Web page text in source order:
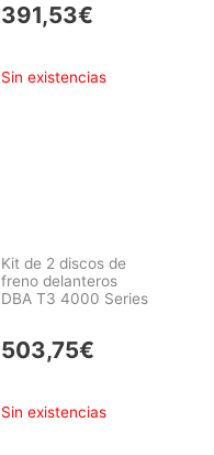
391,53€
Sin existencias
Kit de 2 discos de
freno delanteros
DBA T3 4000 Series
503,75€
Sin existencias